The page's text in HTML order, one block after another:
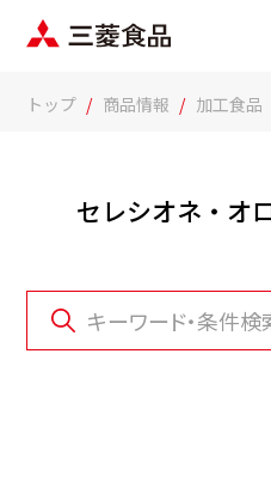
トップ 商品情報 加工食品
セレシオネ・オ
キーワード・条件検